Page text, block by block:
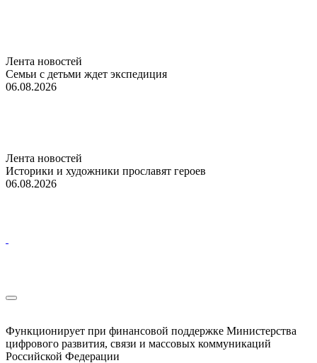
Лента новостей
Семьи с детьми ждет экспедиция
06.08.2026
Лента новостей
Историки и художники прославят героев
06.08.2026
Функционирует при финансовой поддержке Министерства
цифрового развития, связи и массовых коммуникаций
Российской Федерации